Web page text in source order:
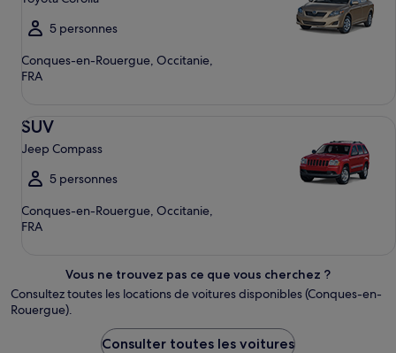
5 personnes
Conques-en-Rouergue, Occitanie,
FRA
SUV
Jeep Compass
5 personnes
Conques-en-Rouergue, Occitanie,
FRA
Vous ne trouvez pas ce que vous cherchez ?
Consultez toutes les locations de voitures disponibles (Conques-en-
Rouergue).
Consulter toutes les voitures